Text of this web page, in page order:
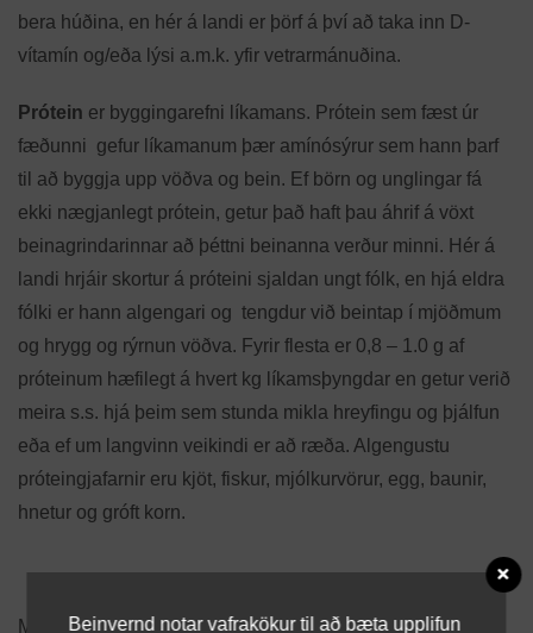
bera húðina, en hér á landi er þörf á því að taka inn D-
vítamín og/eða lýsi a.m.k. yfir vetrarmánuðina.
Prótein er byggingarefni líkamans. Prótein sem fæst úr
fæðunni gefur líkamanum þær amínósýrur sem hann þarf
til að byggja upp vöðva og bein. Ef börn og unglingar fá
ekki nægjanlegt prótein, getur það haft þau áhrif á vöxt
beinagrindarinnar að þéttni beinanna verður minni. Hér á
landi hrjáir skortur á próteini sjaldan ungt fólk, en hjá eldra
fólki er hann algengari og tengdur við beintap í mjöðmum
og hrygg og rýrnun vöðva. Fyrir flesta er 0,8 – 1.0 g af
próteinum hæfilegt á hvert kg líkamsþyngdar en getur verið
meira s.s. hjá þeim sem stunda mikla hreyfingu og þjálfun
eða ef um langvinn veikindi er að ræða. Algengustu
próteingjafarnir eru kjöt, fiskur, mjólkurvörur, egg, baunir,
hnetur og gróft korn.
Mikilvægi hollrar og góðrar fæðu skiptir máli á öllum aldri
Beinvernd notar vafrakökur til að bæta upplifun